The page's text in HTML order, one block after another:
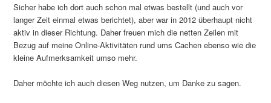
Sicher habe ich dort auch schon mal etwas bestellt (und auch vor
langer Zeit einmal etwas berichtet), aber war in 2012 überhaupt nicht
aktiv in dieser Richtung. Daher freuen mich die netten Zeilen mit
Bezug auf meine Online-Aktivitäten rund ums Cachen ebenso wie die
kleine Aufmerksamkeit umso mehr.
Daher möchte ich auch diesen Weg nutzen, um Danke zu sagen.